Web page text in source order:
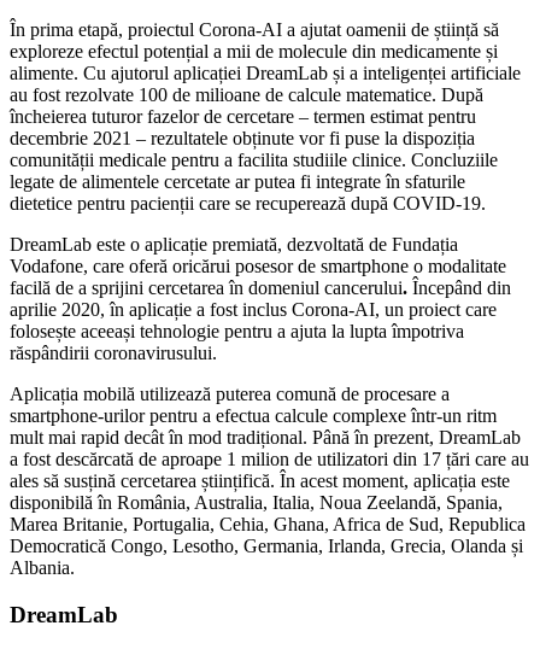
În prima etapă, proiectul Corona-AI a ajutat oamenii de știință să
exploreze efectul potențial a mii de molecule din medicamente și
alimente. Cu ajutorul aplicației DreamLab și a inteligenței artificiale
au fost rezolvate 100 de milioane de calcule matematice. După
încheierea tuturor fazelor de cercetare – termen estimat pentru
decembrie 2021 – rezultatele obținute vor fi puse la dispoziția
comunității medicale pentru a facilita studiile clinice. Concluziile
legate de alimentele cercetate ar putea fi integrate în sfaturile
dietetice pentru pacienții care se recuperează după COVID-19.
DreamLab este o aplicație premiată, dezvoltată de Fundația
Vodafone, care oferă oricărui posesor de smartphone o modalitate
facilă de a sprijini cercetarea în domeniul cancerului. Începând din
aprilie 2020, în aplicație a fost inclus Corona-AI, un proiect care
folosește aceeași tehnologie pentru a ajuta la lupta împotriva
răspândirii coronavirusului.
Aplicația mobilă utilizează puterea comună de procesare a
smartphone-urilor pentru a efectua calcule complexe într-un ritm
mult mai rapid decât în mod tradițional. Până în prezent, DreamLab
a fost descărcată de aproape 1 milion de utilizatori din 17 țări care au
ales să susțină cercetarea științifică. În acest moment, aplicația este
disponibilă în România, Australia, Italia, Noua Zeelandă, Spania,
Marea Britanie, Portugalia, Cehia, Ghana, Africa de Sud, Republica
Democratică Congo, Lesotho, Germania, Irlanda, Grecia, Olanda și
Albania.
DreamLab